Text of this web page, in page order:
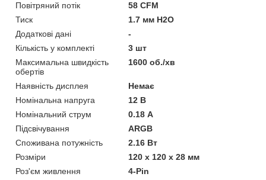
Повітряний потік
58 CFM
Тиск
1.7 мм H2O
Додаткові дані
-
Кількість у комплекті
3 шт
Максимальна швидкість
обертів
1600 об./хв
Наявність дисплея
Немає
Номінальна напруга
12 В
Номінальний струм
0.18 А
Підсвічування
ARGB
Споживана потужність
2.16 Вт
Розміри
120 х 120 х 28 мм
Роз'єм живлення
4-Pin